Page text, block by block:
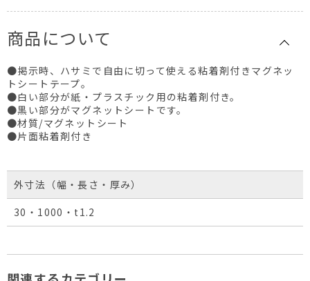
商品について
●掲示時、ハサミで自由に切って使える粘着剤付きマグネッ
トシートテープ。
●白い部分が紙・プラスチック用の粘着剤付き。
●黒い部分がマグネットシートです。
●材質/マグネットシート
●片面粘着剤付き
外寸法（幅・長さ・厚み）
30・1000・t1.2